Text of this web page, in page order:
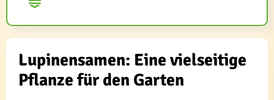
Lupinensamen: Eine vielseitige
Pflanze für den Garten